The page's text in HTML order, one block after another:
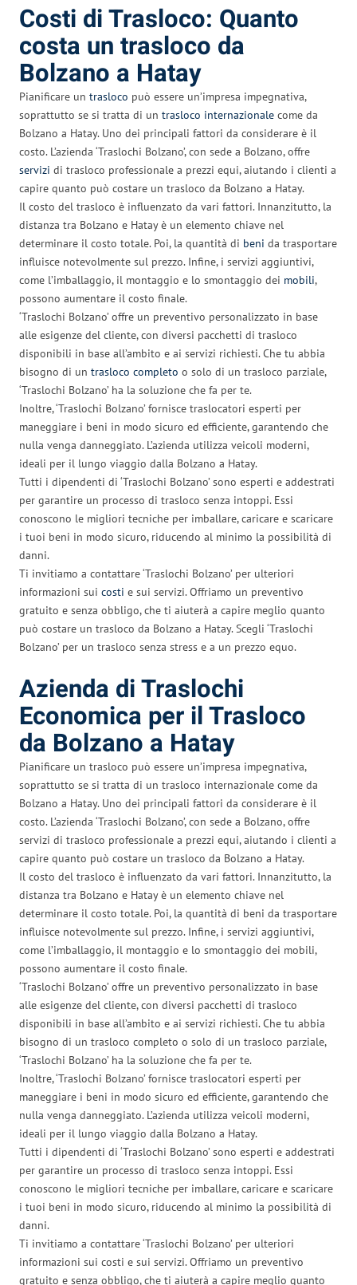
Costi di Trasloco: Quanto
costa un trasloco da
Bolzano a Hatay
Pianificare un trasloco può essere un’impresa impegnativa,
soprattutto se si tratta di un trasloco internazionale come da
Bolzano a Hatay. Uno dei principali fattori da considerare è il
costo. L’azienda ‘Traslochi Bolzano’, con sede a Bolzano, offre
servizi di trasloco professionale a prezzi equi, aiutando i clienti a
capire quanto può costare un trasloco da Bolzano a Hatay.
Il costo del trasloco è influenzato da vari fattori. Innanzitutto, la
distanza tra Bolzano e Hatay è un elemento chiave nel
determinare il costo totale. Poi, la quantità di beni da trasportare
influisce notevolmente sul prezzo. Infine, i servizi aggiuntivi,
come l’imballaggio, il montaggio e lo smontaggio dei mobili,
possono aumentare il costo finale.
‘Traslochi Bolzano’ offre un preventivo personalizzato in base
alle esigenze del cliente, con diversi pacchetti di trasloco
disponibili in base all’ambito e ai servizi richiesti. Che tu abbia
bisogno di un trasloco completo o solo di un trasloco parziale,
‘Traslochi Bolzano’ ha la soluzione che fa per te.
Inoltre, ‘Traslochi Bolzano’ fornisce traslocatori esperti per
maneggiare i beni in modo sicuro ed efficiente, garantendo che
nulla venga danneggiato. L’azienda utilizza veicoli moderni,
ideali per il lungo viaggio dalla Bolzano a Hatay.
Tutti i dipendenti di ‘Traslochi Bolzano’ sono esperti e addestrati
per garantire un processo di trasloco senza intoppi. Essi
conoscono le migliori tecniche per imballare, caricare e scaricare
i tuoi beni in modo sicuro, riducendo al minimo la possibilità di
danni.
Ti invitiamo a contattare ‘Traslochi Bolzano’ per ulteriori
informazioni sui costi e sui servizi. Offriamo un preventivo
gratuito e senza obbligo, che ti aiuterà a capire meglio quanto
può costare un trasloco da Bolzano a Hatay. Scegli ‘Traslochi
Bolzano’ per un trasloco senza stress e a un prezzo equo.
Azienda di Traslochi
Economica per il Trasloco
da Bolzano a Hatay
Pianificare un trasloco può essere un’impresa impegnativa,
soprattutto se si tratta di un trasloco internazionale come da
Bolzano a Hatay. Uno dei principali fattori da considerare è il
costo. L’azienda ‘Traslochi Bolzano’, con sede a Bolzano, offre
servizi di trasloco professionale a prezzi equi, aiutando i clienti a
capire quanto può costare un trasloco da Bolzano a Hatay.
Il costo del trasloco è influenzato da vari fattori. Innanzitutto, la
distanza tra Bolzano e Hatay è un elemento chiave nel
determinare il costo totale. Poi, la quantità di beni da trasportare
influisce notevolmente sul prezzo. Infine, i servizi aggiuntivi,
come l’imballaggio, il montaggio e lo smontaggio dei mobili,
possono aumentare il costo finale.
‘Traslochi Bolzano’ offre un preventivo personalizzato in base
alle esigenze del cliente, con diversi pacchetti di trasloco
disponibili in base all’ambito e ai servizi richiesti. Che tu abbia
bisogno di un trasloco completo o solo di un trasloco parziale,
‘Traslochi Bolzano’ ha la soluzione che fa per te.
Inoltre, ‘Traslochi Bolzano’ fornisce traslocatori esperti per
maneggiare i beni in modo sicuro ed efficiente, garantendo che
nulla venga danneggiato. L’azienda utilizza veicoli moderni,
ideali per il lungo viaggio dalla Bolzano a Hatay.
Tutti i dipendenti di ‘Traslochi Bolzano’ sono esperti e addestrati
per garantire un processo di trasloco senza intoppi. Essi
conoscono le migliori tecniche per imballare, caricare e scaricare
i tuoi beni in modo sicuro, riducendo al minimo la possibilità di
danni.
Ti invitiamo a contattare ‘Traslochi Bolzano’ per ulteriori
informazioni sui costi e sui servizi. Offriamo un preventivo
gratuito e senza obbligo, che ti aiuterà a capire meglio quanto